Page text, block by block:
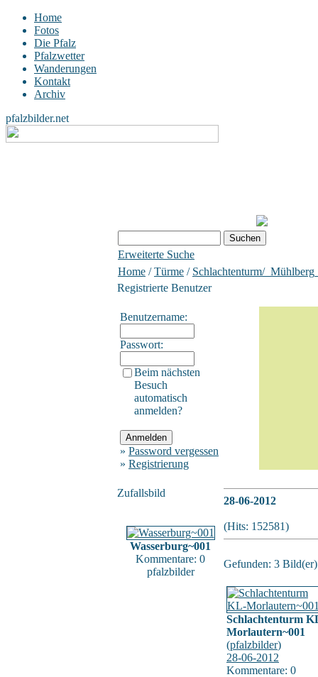
Home
Fotos
Die Pfalz
Pfalzwetter
Wanderungen
Kontakt
Archiv
pfalzbilder.net
Erweiterte Suche
Home /Türme / Schlachtenturm/
Registrierte Benutzer
Benutzername:
Passwort:
Beim nächsten
Besuch
automatisch
anmelden?
» Password vergessen
» Registrierung
Zufallsbild
Wasserburg~001
Kommentare: 0
pfalzbilder
28-06-2012
(Hits: 152581)
Gefunden: 3
Schlachtenturm
Morlautern~001
(pfalzbilder)
28-06-2012
Kommentare: 0